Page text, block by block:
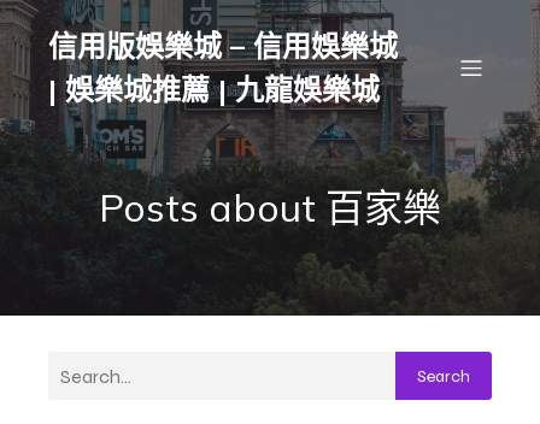
信用版娛樂城 – 信用娛樂城
| 娛樂城推薦 | 九龍娛樂城
Posts about 百家樂
Search